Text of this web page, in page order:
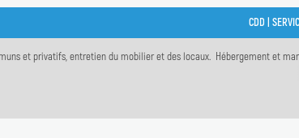
CDD |
et privatifs, entretien du mobilier et des locaux. Hébergement et